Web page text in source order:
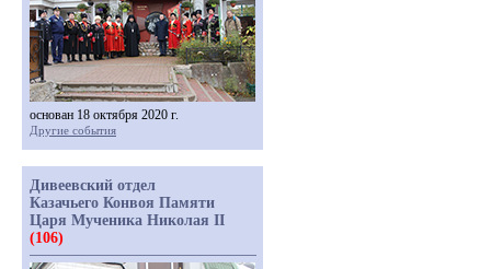
основан 18 октября 2020 г.
Другие события
Дивеевский отдел
Казачьего Конвоя Памяти
Царя Мученика Николая II
(106)